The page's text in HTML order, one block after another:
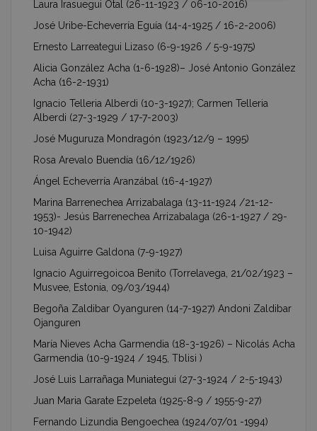
Laura Irasuegui Otal (26-11-1923 / 06-10-2016)
José Uribe-Echeverría Eguía (14-4-1925 / 16-2-2006)
Ernesto Larreategui Lizaso (6-9-1926 / 5-9-1975)
Alicia González Acha (1-6-1928)– José Antonio González
Acha (16-2-1931)
Ignacio Telleria Alberdi (10-3-1927); Carmen Telleria
Alberdi (27-3-1929 / 17-7-2003)
José Muguruza Mondragón (1923/12/9 – 1995)
Rosa Arevalo Buendía (16/12/1926)
Ángel Echeverría Aranzábal (16-4-1927)
Marina Barrenechea Arrizabalaga (13-11-1924 /21-12-
1953)- Jesús Barrenechea Arrizabalaga (26-1-1927 / 29-
10-1942)
Luisa Aguirre Galdona (7-9-1927)
Ignacio Aguirregoicoa Benito (Torrelavega, 21/02/1923 –
Musvee, Estonia, 09/03/1944)
Begoña Zaldibar Oyanguren (14-7-1927) Andoni Zaldibar
Ojanguren
María Nieves Acha Garmendia (18-3-1926) – Nicolás Acha
Garmendia (10-9-1924 / 1945, Tblisi )
José Luis Larrañaga Muniategui (27-3-1924 / 2-5-1943)
Juan Maria Garate Ezpeleta (1925-8-9 / 1955-9-27)
Fernando Lizundia Bengoechea (1924/07/01 -1994)